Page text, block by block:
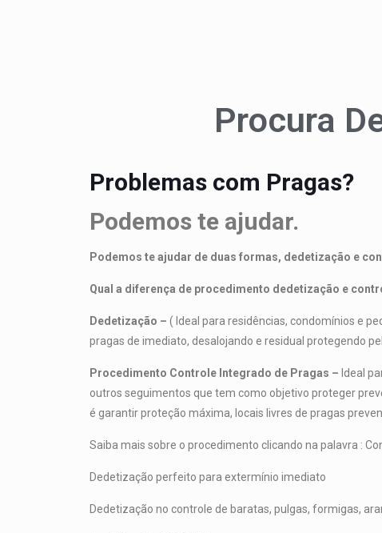
Procura
Problemas com
Podemos te ajudar.
Podemos te ajudar de duas formas, dedetização e
Qual a diferença de procedimento dedetização e
Dedetização – ( Ideal para residências, condomínios e
pragas de imediato, desalojando e residual protegendo
Procedimento Controle Integrado de Pragas – Ideal
outros seguimentos que tem como objetivo proteger
é garantir proteção máxima, locais livres de pragas
Saiba mais sobre o procedimento clicando na palavra :
Dedetização perfeito para extermínio imediato
Dedetização no controle de baratas, pulgas, formigas,